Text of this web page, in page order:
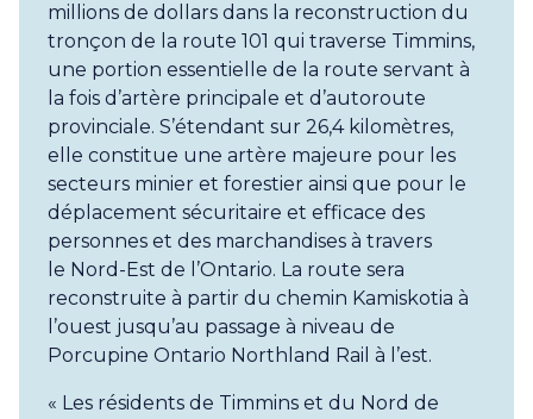
millions de dollars dans la reconstruction du
tronçon de la route 101 qui traverse Timmins,
une portion essentielle de la route servant à
la fois d’artère principale et d’autoroute
provinciale. S’étendant sur 26,4 kilomètres,
elle constitue une artère majeure pour les
secteurs minier et forestier ainsi que pour le
déplacement sécuritaire et efficace des
personnes et des marchandises à travers
le Nord-Est de l’Ontario. La route sera
reconstruite à partir du chemin Kamiskotia à
l’ouest jusqu’au passage à niveau de
Porcupine Ontario Northland Rail à l’est.
« Les résidents de Timmins et du Nord de